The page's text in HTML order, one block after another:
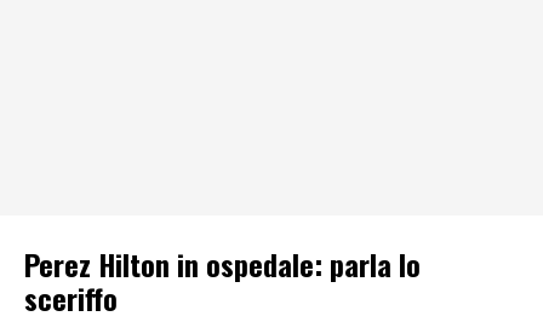
Perez Hilton in ospedale: parla lo
sceriffo